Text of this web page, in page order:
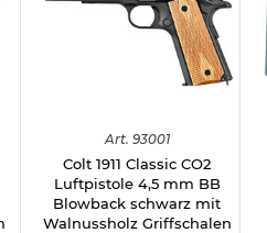
Art. 93001
Colt 1911 Classic CO2
Luftpistole 4,5 mm BB
Blowback schwarz mit
Walnussholz Griffschalen